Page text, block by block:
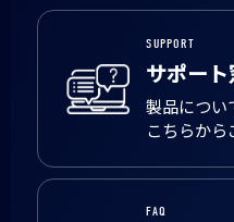
SUPPORT
サポー
製品につい
こちらから
FAQ